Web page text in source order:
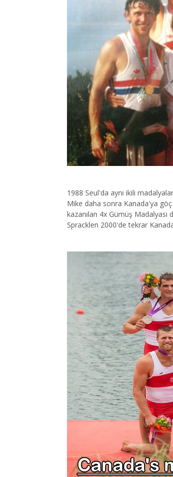
1988 Seul'da aynı ikili
Mike daha sonra Kanada'ya
kazanılan 4x Gümüş Madalyası
Spracklen 2000'de tekrar